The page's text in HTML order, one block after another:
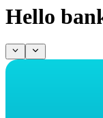
Hello